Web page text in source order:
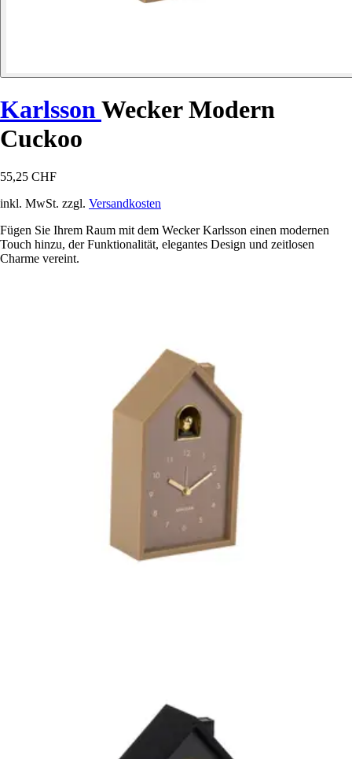
Karlsson Wecker Modern
Cuckoo
55,25 CHF
inkl. MwSt. zzgl. Versandkosten
Fügen Sie Ihrem Raum mit dem Wecker Karlsson einen modernen
Touch hinzu, der Funktionalität, elegantes Design und zeitlosen
Charme vereint.